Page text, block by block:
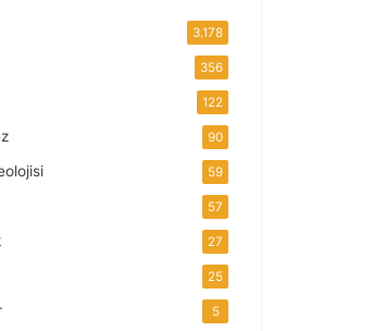
3.178
356
122
90
59
57
27
25
5